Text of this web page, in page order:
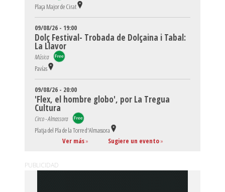
Plaça Major de Cirat
09/08/26 - 19:00
Dolç Festival- Trobada de Dolçaina i Tabal:
La Llavor
Música
Pavías
09/08/26 - 20:00
'Flex, el hombre globo', por La Tregua
Cultura
Circo - Almassora
Platja del Pla de la Torre d'Almassora
Ver más» Sugiere un evento»
PUBLICIDAD